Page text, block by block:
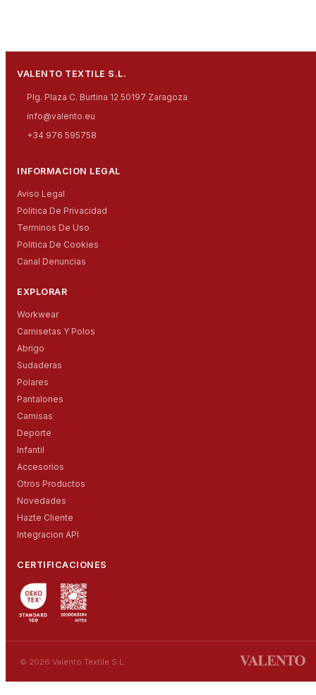
VALENTO TEXTILE S.L.
Plg. Plaza C. Burtina 12 50197 Zaragoza
info@valento.eu
+34 976 595758
INFORMACION LEGAL
Aviso Legal
Politica De Privacidad
Terminos De Uso
Politica De Cookies
Canal Denuncias
EXPLORAR
Workwear
Camisetas Y Polos
Abrigo
Sudaderas
Polares
Pantalones
Camisas
Deporte
Infantil
Accesorios
Otros Productos
Novedades
Hazte Cliente
Integracion API
CERTIFICACIONES
© 2026 Valento Textile S.L.